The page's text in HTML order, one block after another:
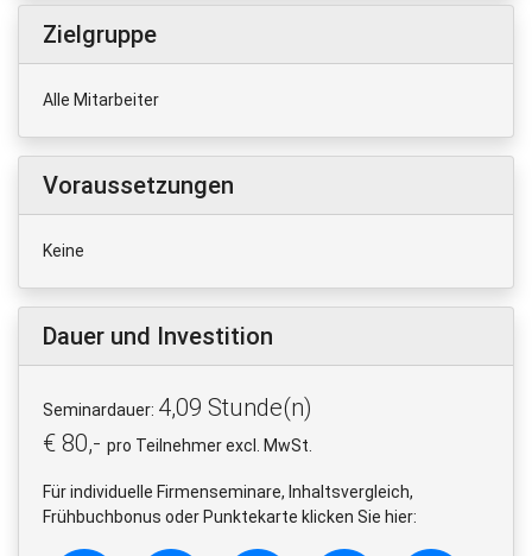
Zielgruppe
Alle Mitarbeiter
Voraussetzungen
Keine
Dauer und Investition
Seminardauer: 4,09 Stunde(n)
€ 80,- pro Teilnehmer excl. MwSt.
Für individuelle Firmenseminare, Inhaltsvergleich,
Frühbuchbonus oder Punktekarte klicken Sie hier: